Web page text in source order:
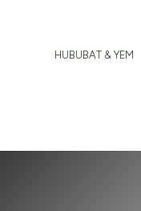
HUBUBAT & YEM